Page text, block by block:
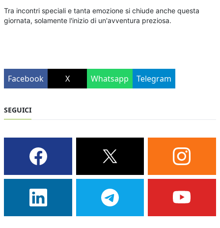
Tra incontri speciali e tanta emozione si chiude anche questa
giornata, solamente l'inizio di un'avventura preziosa.
Facebook X Whatsapp Telegram
SEGUICI